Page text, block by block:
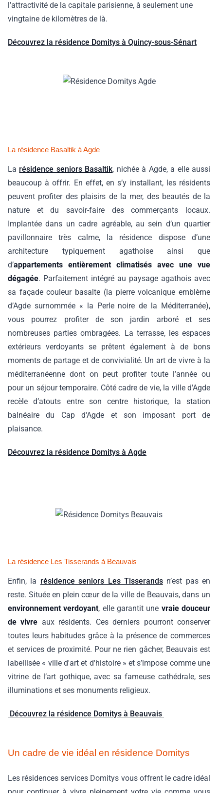
l’attractivité de la capitale parisienne, à seulement une
vingtaine de kilomètres de là.
Découvrez la résidence Domitys à Quincy-sous-Sénart
La résidence Basaltik à Agde
La résidence seniors Basaltik, nichée à Agde, a elle aussi
beaucoup à offrir. En effet, en s’y installant, les résidents
peuvent profiter des plaisirs de la mer, des beautés de la
nature et du savoir-faire des commerçants locaux.
Implantée dans un cadre agréable, au sein d’un quartier
pavillonnaire très calme, la résidence dispose d’une
architecture typiquement agathoise ainsi que
d’appartements entièrement climatisés avec une vue
dégagée. Parfaitement intégré au paysage agathois avec
sa façade couleur basalte (la pierre volcanique emblème
d’Agde surnommée « la Perle noire de la Méditerranée),
vous pourrez profiter de son jardin arboré et ses
nombreuses parties ombragées. La terrasse, les espaces
extérieurs verdoyants se prêtent également à de bons
moments de partage et de convivialité. Un art de vivre à la
méditerranéenne dont on peut profiter toute l’année ou
pour un séjour temporaire. Côté cadre de vie, la ville d'Agde
recèle d’atouts entre son centre historique, la station
balnéaire du Cap d'Agde et son imposant port de
plaisance.
Découvrez la résidence Domitys à Agde
La résidence Les Tisserands à Beauvais
Enfin, la résidence seniors Les Tisserandsn’est pas en
reste. Située en plein cœur de la ville de Beauvais, dans un
environnement verdoyant, elle garantit une vraie douceur
de vivre aux résidents. Ces derniers pourront conserver
toutes leurs habitudes grâce à la présence de commerces
et services de proximité. Pour ne rien gâcher, Beauvais est
labellisée « ville d'art et d'histoire » et s’impose comme une
vitrine de l’art gothique, avec sa fameuse cathédrale, ses
illuminations et ses monuments religieux.
Découvrez la résidence Domitys à Beauvais
Un cadre de vie idéal en résidence Domitys
Les résidences services Domitys vous offrent le cadre idéal